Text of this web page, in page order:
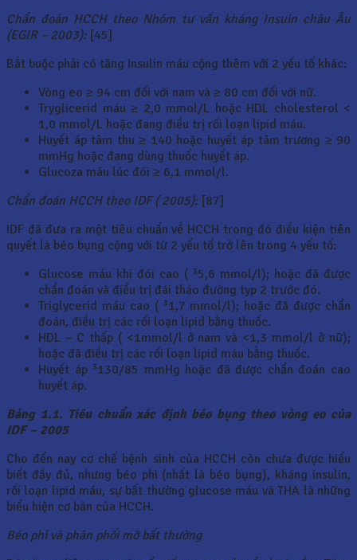
Chẩn đoán HCCH theo Nhóm tư vấn kháng Insuin châu Âu
(EGIR – 2003):[45]
Bắt buộc phải có tăng Insulin máu cộng thêm với 2 yếu tố khác:
Vòng eo ≥ 94 cm đối với nam và ≥ 80 cm đối với nữ.
Tryglicerid máu ≥ 2,0 mmol/L hoặc HDL cholesterol <
1,0 mmol/L hoặc đang điều trị rối loạn lipid máu.
Huyết áp tâm thu ≥ 140 hoặc huyết áp tâm trương ≥ 90
mmHg hoặc đang dùng thuốc huyết áp.
Glucoza máu lúc đói ≥ 6,1 mmol/l.
Chẩn đoán HCCH theo IDF ( 2005):[87]
IDF đã đưa ra một tiêu chuẩn về HCCH trong đó điều kiện tiên
quyết là béo bụng cộng với từ 2 yếu tố trở lên trong 4 yếu tố:
Glucose máu khi đói cao ( ³5,6 mmol/l); hoặc đã được
chẩn đoán và điều trị đái tháo đường typ 2 trước đó.
Triglycerid máu cao ( ³1,7 mmol/l); hoặc đã được chẩn
đoán, điều trị các rối loạn lipid bằng thuốc.
HDL – C thấp ( <1mmol/l ở nam và <1,3 mmol/l ở nữ);
hoặc đã điều trị các rối loạn lipid máu bằng thuốc.
Huyết áp ³130/85 mmHg hoặc đã được chẩn đoán cao
huyết áp.
Bảng 1.1. Tiêu chuẩn xác định béo bụng theo vòng eo của
IDF – 2005
Cho đến nay cơ chế bệnh sinh của HCCH còn chưa được hiểu
biết đầy đủ, nhưng béo phì (nhất là béo bụng), kháng insulin,
rối loạn lipid máu, sự bất thường glucose máu và THA là những
biểu hiện cơ bản của HCCH.
Béo phì và phân phối mỡ bất thường